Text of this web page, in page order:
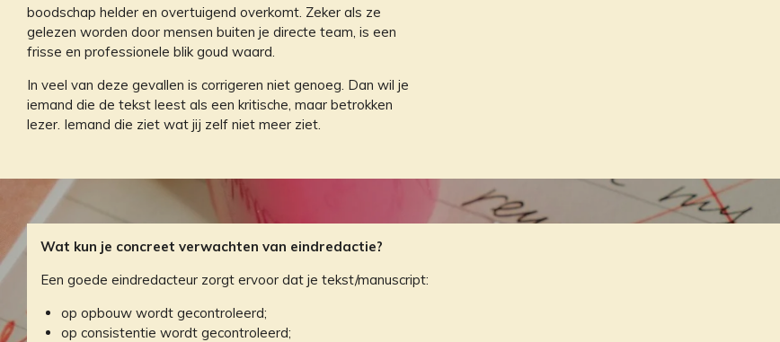
boodschap helder en overtuigend overkomt. Zeker als ze
gelezen worden door mensen buiten je directe team, is een
frisse en professionele blik goud waard.
In veel van deze gevallen is corrigeren niet genoeg. Dan wil je
iemand die de tekst leest als een kritische, maar betrokken
lezer. Iemand die ziet wat jij zelf niet meer ziet.
Wat kun je concreet verwachten van eindredactie?
Een goede eindredacteur zorgt ervoor dat je tekst/manuscript:
op opbouw wordt gecontroleerd;
op consistentie wordt gecontroleerd;